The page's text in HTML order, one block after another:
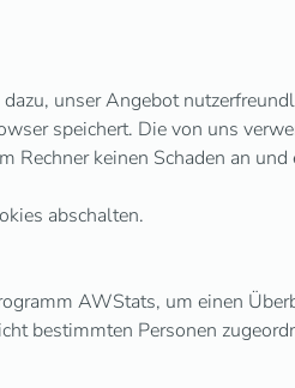
unser Angebot
speichert. Die von uns
Rechner keinen Schaden an
abschalten.
AWStats, um einen
bestimmten Personen